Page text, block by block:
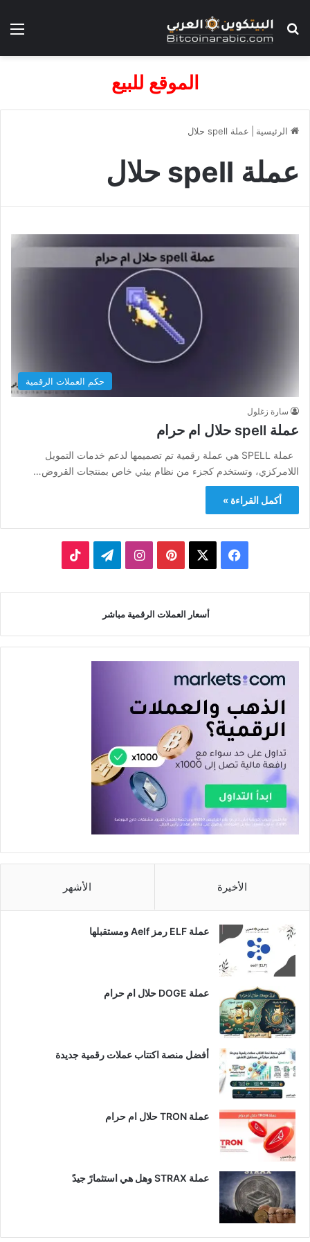
بحث عن
الموقع للبيع
الرئيسية عملة spell حلال
عملة spell حلال
حكم العملات الرقمية
سارة زغلول
عملة spell حلال ام حرام
عملة SPELL هي عملة رقمية تم تصميمها لدعم خدمات التمويل
اللامركزي، وتستخدم كجزء من نظام بيئي خاص بمنتجات القروض…
أكمل القراءة »
فيسبوك بينتيريستانستقرامتيلقرام
أسعار العملات الرقمية مباشر
الأخيرة الأشهر
عملة ELF رمز Aelf ومستقبلها
عملة DOGE حلال ام حرام
أفضل منصة اكتتاب عملات رقمية جديدة
عملة TRON حلال ام حرام​
عملة STRAX وهل هي استثمارً جيدً